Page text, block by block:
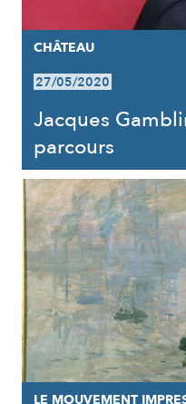
CHÂTEAU
27/05/2020
Jacques
parcours
LE MOUVEMENT